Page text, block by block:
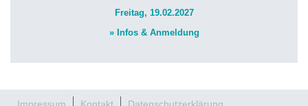
Freitag, 19.02.2027
» Infos & Anmeldung